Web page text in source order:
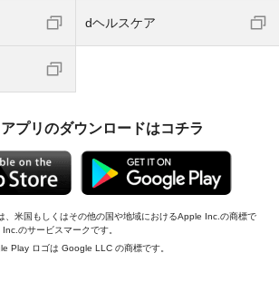
dヘルスケア
プリのダウンロードはコチラ
米国もしくはその他の国や地域におけるApple Inc.の商標で
のサービスマークです。
Play ロゴは Google LLC の商標です。